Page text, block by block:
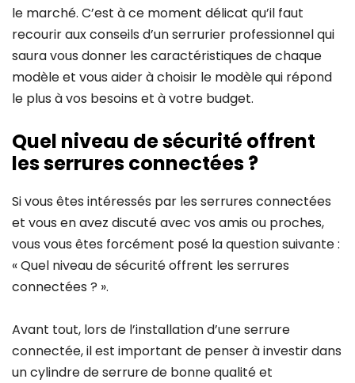
le marché. C’est à ce moment délicat qu’il faut
recourir aux conseils d’un serrurier professionnel qui
saura vous donner les caractéristiques de chaque
modèle et vous aider à choisir le modèle qui répond
le plus à vos besoins et à votre budget.
Quel niveau de sécurité offrent
les serrures connectées ?
Si vous êtes intéressés par les serrures connectées
et vous en avez discuté avec vos amis ou proches,
vous vous êtes forcément posé la question suivante :
« Quel niveau de sécurité offrent les serrures
connectées ? ».
Avant tout, lors de l’installation d’une serrure
connectée, il est important de penser à investir dans
un cylindre de serrure de bonne qualité et